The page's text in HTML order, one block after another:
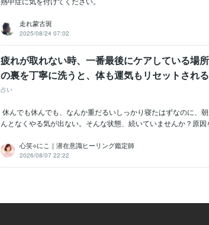
走れ蒙古斑
2025/08/24 07:02
疲れが取れない時、一番最後にケアしている場
の裏を丁寧に洗うと、体も運気もリセットされる
占い
休んでも休んでも、なんか重だるいしっかり寝たはずなのに、
んとなくやる気が出ない。そんな状態、続いていませんか？原
心笑⟡にこ｜潜在意識ヒーリング鑑定師
2026/08/07 22:22